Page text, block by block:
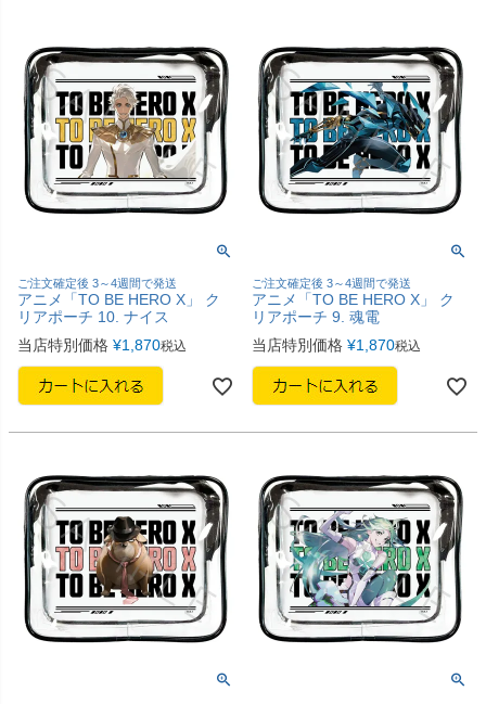
ご注文確定後 3～4週間で発送
アニメ「TO BE HERO X」 ク
リアポーチ 10. ナイス
当店特別価格 ¥1,870税込
ご注文確定後 3～4週間で発送
アニメ「TO BE HERO X」 ク
リアポーチ 9. 魂電
当店特別価格 ¥1,870税込